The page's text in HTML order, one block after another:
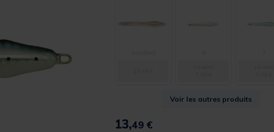
Voir les autres produits
13,49 €